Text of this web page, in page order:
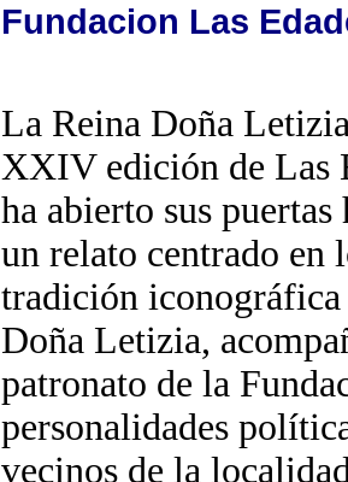
Fundacion Las
La Reina Doña
XXIV edición de Las
ha abierto sus
un relato centrado en
tradición
Doña Letizia,
patronato de la
personalidades
vecinos de la